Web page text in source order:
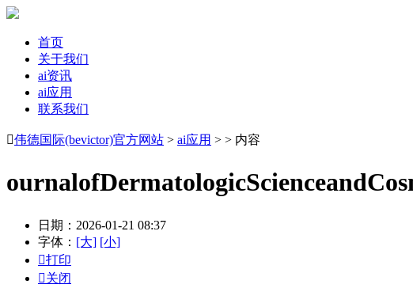
首页
关于我们
ai资讯
ai应用
联系我们
伟德国际(bevictor)官方网站 > ai应用 > > 内容
日期：2026-01-21 08:37
字体： [大] [小]
打印
关闭